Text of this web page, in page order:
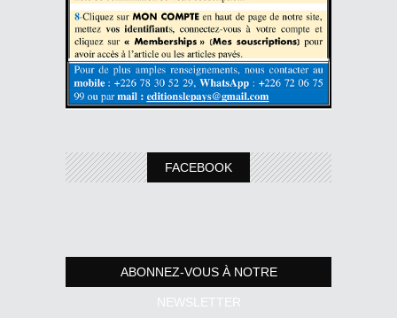
FACEBOOK
ABONNEZ-VOUS À NOTRE
NEWSLETTER